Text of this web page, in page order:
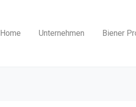
Home Unternehmen Biener